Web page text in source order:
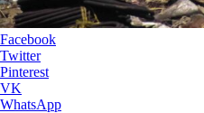
Facebook
Twitter
Pinterest
VK
WhatsApp